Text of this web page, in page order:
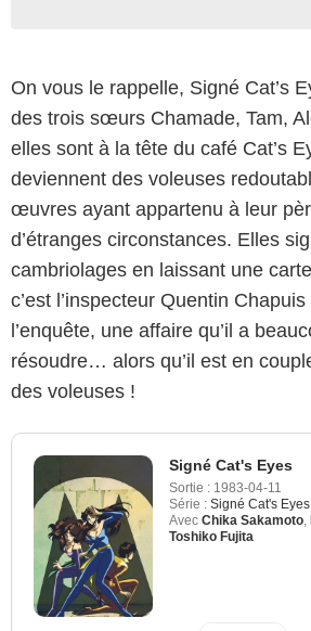
On vous le rappelle, Signé Cat’s
des trois sœurs Chamade, Tam,
elles sont à la tête du café Cat’s
deviennent des voleuses
œuvres ayant appartenu à leur
d’étranges circonstances. Elles
cambriolages en laissant une
c’est l’inspecteur Quentin
l’enquête, une affaire qu’il a
résoudre… alors qu’il est en
des voleuses !
Signé Cat's Eyes
Sortie : 1983-04-11
Série : Signé Cat's Eyes
Avec Chika Sakamoto
Toshiko Fujita